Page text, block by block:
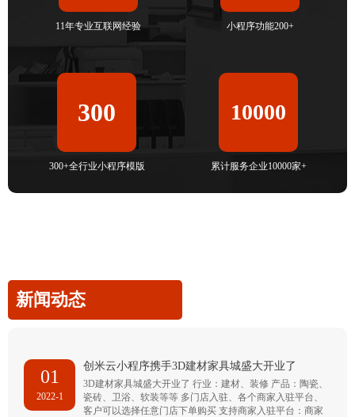
11年专业互联网经验 小程序功能200+
300
300+全行业小程序模版
10000
累计服务企业10000家+
新闻动态
01
2022-1
创米云小程序携手3D建材家具城盛大开业了
3D建材家具城盛大开业了 行业：建材、装修 产品：陶瓷、
瓷砖、卫浴、软装等等 多门店入驻、各个商家入驻平台、
客户可以选择任意门店下单购买 支持商家入驻平台：商家